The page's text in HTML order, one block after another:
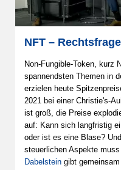
NFT –
Non-Fungible-Token, kurz
spannendsten Themen in
erzielen heute
2021 bei einer Christie's-
ist groß, die Preise
auf: Kann sich langfristig
oder ist es eine Blase?
steuerlichen Aspekte
Dabelstein gibt